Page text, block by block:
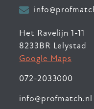
Het Ravelijn 1-11
8233BR Lelystad
Google Maps
072-2033000
info@profmatch.nl